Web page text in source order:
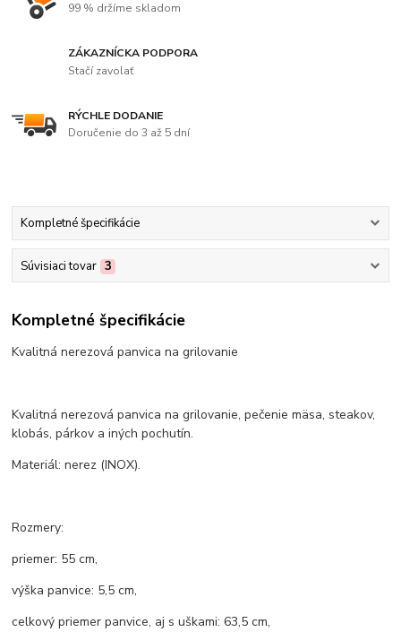
99 % držíme skladom
ZÁKAZNÍCKA PODPORA
Stačí zavolať
RÝCHLE DODANIE
Doručenie do 3 až 5 dní
Kompletné špecifikácie
Súvisiaci tovar 3
Kompletné špecifikácie
Kvalitná nerezová panvica na grilovanie
Kvalitná nerezová panvica na grilovanie, pečenie mäsa, steakov,
klobás, párkov a iných pochutín.
Materiál: nerez (INOX).
Rozmery:
priemer: 55 cm,
výška panvice: 5,5 cm,
celkový priemer panvice, aj s uškami: 63,5 cm,